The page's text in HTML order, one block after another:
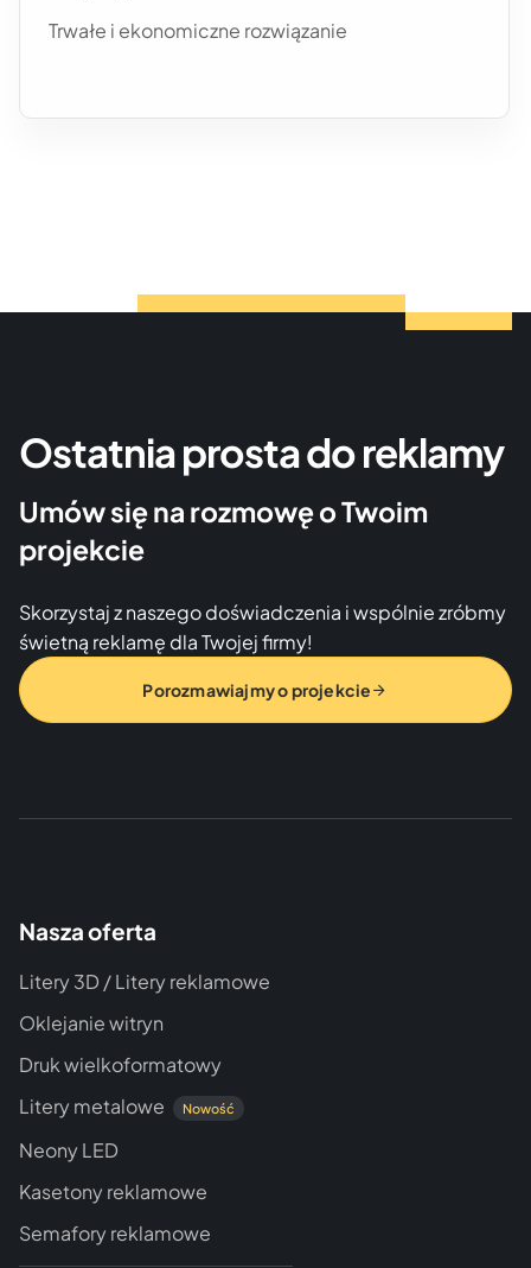
Trwałe i ekonomiczne rozwiązanie
Ostatnia prosta do reklamy
Umów się na rozmowę o Twoim
projekcie
Skorzystaj z naszego doświadczenia i wspólnie zróbmy
świetną reklamę dla Twojej firmy!
Porozmawiajmy o projekcie
Nasza oferta
Litery 3D / Litery reklamowe
Oklejanie witryn
Druk wielkoformatowy
Litery metalowe
Nowość
Neony LED
Kasetony reklamowe
Semafory reklamowe